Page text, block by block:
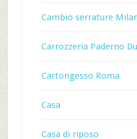
Cambio serrature
Carrozzeria Paderno
Cartongesso Roma
Casa
Casa di riposo